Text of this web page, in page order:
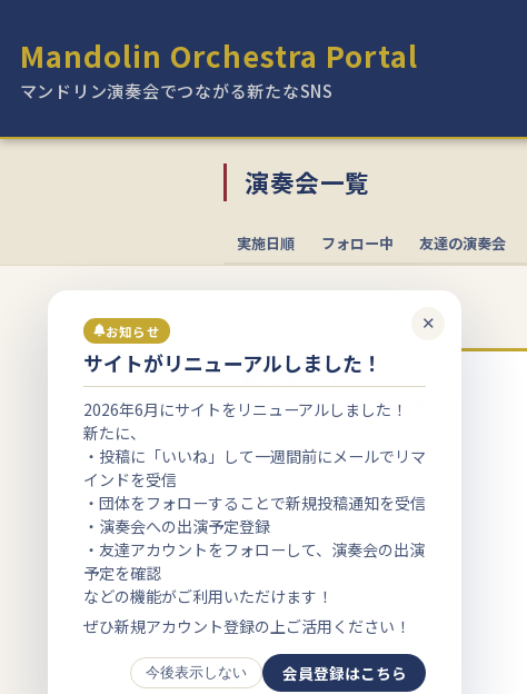
Mandolin Orchestra Portal
マンドリン演奏会でつながる新たなSNS
✕
お知らせ
サイトがリニューアルしました！
2026年6月にサイトをリニューアルしました！
新たに、
・投稿に「いいね」して一週間前にメールでリマ
インドを受信
・団体をフォローすることで新規投稿通知を受信
・演奏会への出演予定登録
・友達アカウントをフォローして、演奏会の出演
予定を確認
などの機能がご利用いただけます！
ぜひ新規アカウント登録の上ご活用ください！
今後表示しない 会員登録はこちら
演奏会一覧
実施日順 フォロー中 友達の演奏会
2月
20 東京都
マンドリンアンサンブル宙